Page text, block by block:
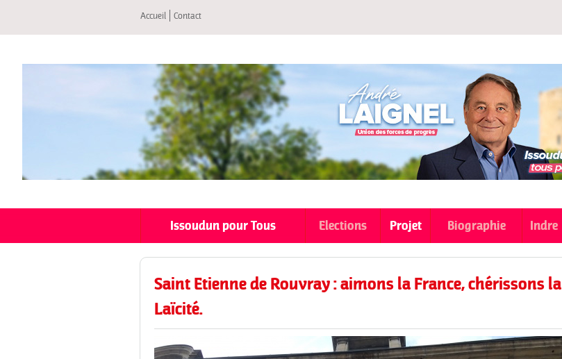
principal
Accueil Contact
Issoudun pour Tous Elections Projet Biographie Indre
Saint Etienne de Rouvray : aimons la France, chérissons la
Laïcité.